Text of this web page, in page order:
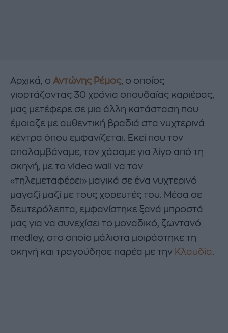
Αρχικά, ο Αντώνης Ρέμος, ο οποίος
γιορτάζοντας 30 χρόνια σπουδαίας καριέρας,
μας μετέφερε σε μια άλλη κατάσταση που
έμοιαζε με αυθεντική βραδιά στα νυχτερινά
κέντρα όπου εμφανίζεται. Εκεί που τον
απολαμβάναμε, τον χάσαμε για λίγο από τη
σκηνή, με το video wall να τον
«τηλεμεταφέρει» μαγικά σε ένα νυχτερινό
μαγαζί μαζί με τους χορευτές του. Μέσα σε
δευτερόλεπτα, εμφανίστηκε ξανά μπροστά
μας για να συνεχίσει το μοναδικό, ζωντανό
medley, στο οποίο μάλιστα μοιράστηκε τη
σκηνή και τραγούδησε παρέα με την Κλαυδία.